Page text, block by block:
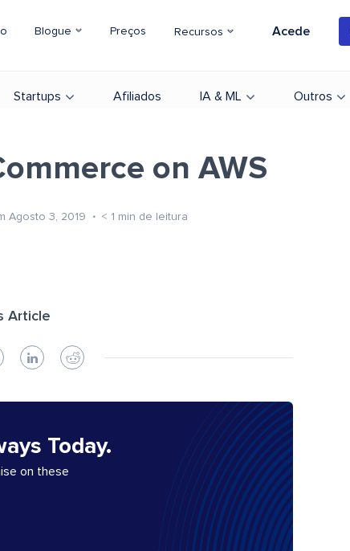
Blogue Preços Recursos Acede
Startups Afiliados IA & ML Outros
on AWS
Agosto 3, 2019 < 1 min de leitura
Article
Today.
on these